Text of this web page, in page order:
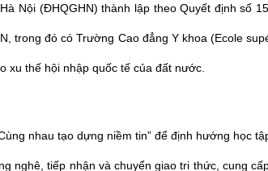
Nội (ĐHQGHN) thành lập theo Quyết định số
trong đó có Trường Cao đẳng Y khoa (Ecole
xu thế hội nhập quốc tế của đất nước.
nhau tạo dựng niềm tin” để định hướng học
nghê, tiếp nhận và chuyển giao tri thức, cung